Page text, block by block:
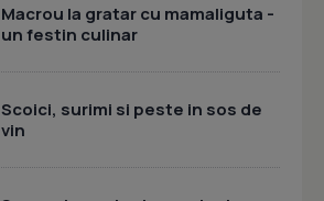
Macrou la gratar cu mamaliguta -
un festin culinar
Scoici, surimi si peste in sos de
vin